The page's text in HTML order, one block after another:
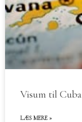
Visum til Cuba
LÆS MERE »